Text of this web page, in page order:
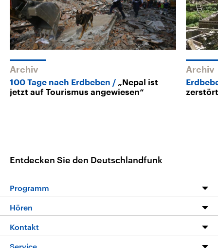
Archiv
100 Tage nach Erdbeben
„Nepal ist
jetzt auf Tourismus angewiesen“
Archiv
Entdecken Sie den Deutschlandfunk
Programm
Programm
Die Nachrichten
Hören
Livestream
Kontakt
Hörerservice